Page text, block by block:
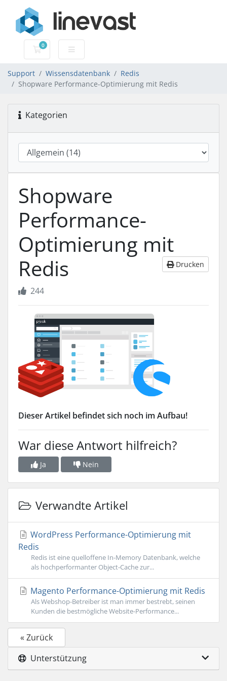
0
Mein Warenkorb
Support Wissensdatenbank
Redis
Shopware Performance-Optimierung mit Redis
Kategorien
Shopware
Performance-
Optimierung mit
Redis
Drucken
244
Dieser Artikel befindet sich noch im Aufbau!
War diese Antwort hilfreich?
Ja Nein
Verwandte Artikel
WordPress Performance-Optimierung mit
Redis
Redis ist eine quelloffene In-Memory Datenbank, welche
als hochperformanter Object-Cache zur...
Magento Performance-Optimierung mit Redis
Als Webshop-Betreiber ist man immer bestrebt, seinen
Kunden die bestmögliche Website-Performance...
« Zurück
Unterstützung